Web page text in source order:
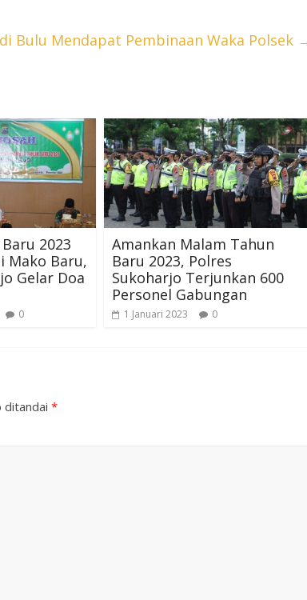
Bulu Mendapat Pembinaan Waka Polsek
2023
Mako Baru,
Gelar Doa
0
Amankan Malam Tahun
Baru 2023, Polres
Sukoharjo Terjunkan 600
Personel Gabungan
1 Januari 2023 0
ditandai *